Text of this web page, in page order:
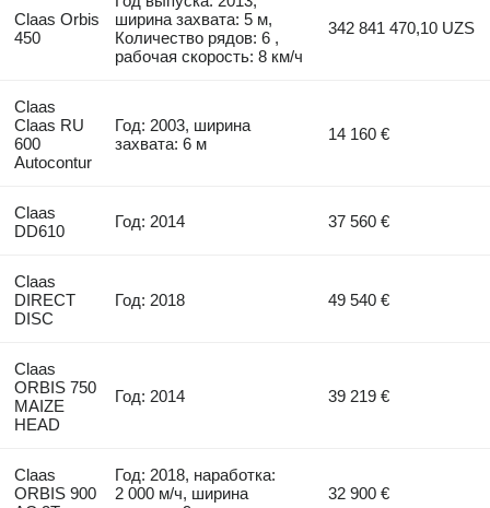
Claas Orbis
450
ширина захвата: 5 м,
Количество рядов: 6 ,
рабочая скорость: 8 км/ч
342 841 470,10 UZS
Claas
Claas RU
600
Autocontur
Год: 2003, ширина
захвата: 6 м
14 160 €
Claas
DD610
Год: 2014 37 560 €
Claas
DIRECT
DISC
Год: 2018 49 540 €
Claas
ORBIS 750
MAIZE
HEAD
Год: 2014 39 219 €
Claas
ORBIS 900
Год: 2018, наработка:
2 000 м/ч, ширина
32 900 €